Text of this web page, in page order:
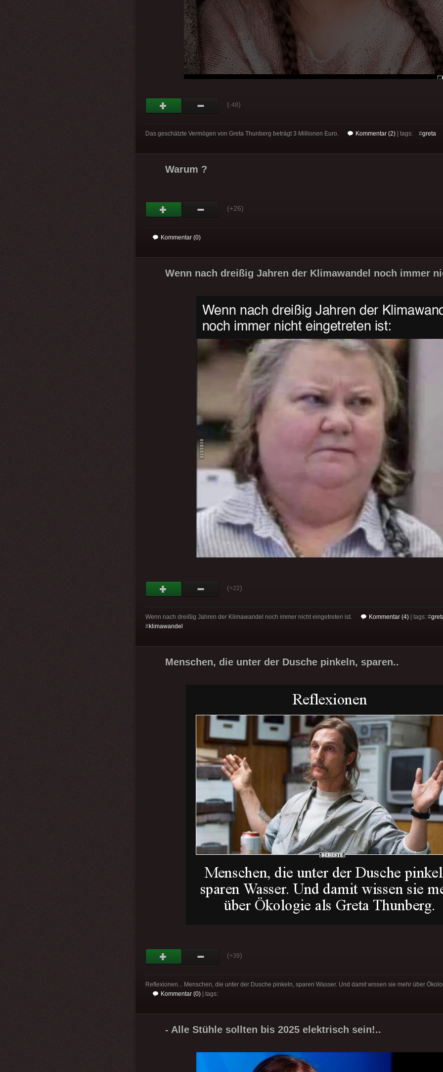
(-48)
Das geschätzte Vermögen von Greta Thunberg beträgt 3 Millionen Euro. Kommentar (2) | tags: #greta
Warum ?
(+26)
Kommentar (0)
Wenn nach dreißig Jahren der Klimawandel noch immer
(+22)
Wenn nach dreißig Jahren der Klimawandel noch immer nicht eingetreten ist. Kommentar (4) | tags: #
#klimawandel
Menschen, die unter der Dusche pinkeln, sparen..
(+39)
Reflexionen... Menschen, die unter der Dusche pinkeln, sparen Wasser. Und damit wissen sie mehr über
Kommentar (0) | tags:
- Alle Stühle sollten bis 2025 elektrisch sein!..